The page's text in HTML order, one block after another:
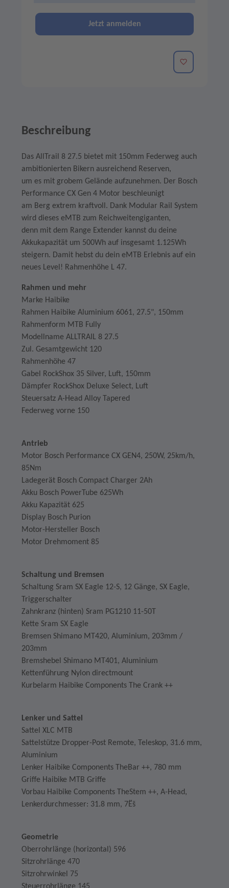
Jetzt anmelden
Merken
Beschreibung
Das AllTrail 8 27.5 bietet mit 150mm Federweg auch
ambitionierten Bikern ausreichend Reserven,
um es mit grobem Gelände aufzunehmen. Der Bosch
Performance CX Gen 4 Motor beschleunigt
am Berg extrem kraftvoll. Dank Modular Rail System
wird dieses eMTB zum Reichweitengiganten,
denn mit dem Range Extender kannst du deine
Akkukapazität um 500Wh auf insgesamt 1.125Wh
steigern. Damit hebst du dein eMTB Erlebnis auf ein
neues Level! Rahmenhöhe L 47.
Rahmen und mehr
Marke Haibike
Rahmen Haibike Aluminium 6061, 27.5", 150mm
Rahmenform MTB Fully
Modellname ALLTRAIL 8 27.5
Zul. Gesamtgewicht 120
Rahmenhöhe 47
Gabel RockShox 35 Silver, Luft, 150mm
Dämpfer RockShox Deluxe Select, Luft
Steuersatz A-Head Alloy Tapered
Federweg vorne 150
Antrieb
Motor Bosch Performance CX GEN4, 250W, 25km/h,
85Nm
Ladegerät Bosch Compact Charger 2Ah
Akku Bosch PowerTube 625Wh
Akku Kapazität 625
Display Bosch Purion
Motor-Hersteller Bosch
Motor Drehmoment 85
Schaltung und Bremsen
Schaltung Sram SX Eagle 12-S, 12 Gänge, SX Eagle,
Triggerschalter
Zahnkranz (hinten) Sram PG1210 11-50T
Kette Sram SX Eagle
Bremsen Shimano MT420, Aluminium, 203mm /
203mm
Bremshebel Shimano MT401, Aluminium
Kettenführung Nylon directmount
Kurbelarm Haibike Components The Crank ++
Lenker und Sattel
Sattel XLC MTB
Sattelstütze Dropper-Post Remote, Teleskop, 31.6 mm,
Aluminium
Lenker Haibike Components TheBar ++, 780 mm
Griffe Haibike MTB Griffe
Vorbau Haibike Components TheStem ++, A-Head,
Lenkerdurchmesser: 31.8 mm, 7Ëš
Geometrie
Oberrohrlänge (horizontal) 596
Sitzrohrlänge 470
Sitzrohrwinkel 75